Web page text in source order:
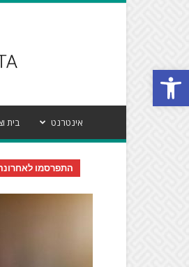
Open toolbar
אינטרנט בית
התפרסמו